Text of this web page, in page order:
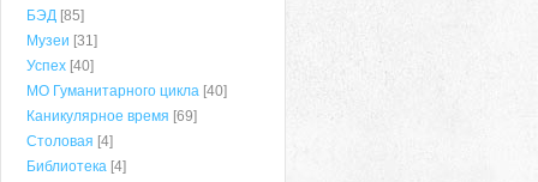
БЭД [85]
Музеи [31]
Успех [40]
МО Гуманитарного цикла [40]
Каникулярное время [69]
Столовая [4]
Библиотека [4]